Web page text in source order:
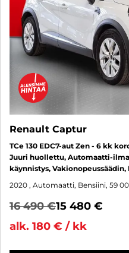
Renault Captur
TCe 130 EDC7-aut Zen - 6 kk
Juuri huollettu, Automaatti-
käynnistys, Vakionopeussäädin,
2020 , Automaatti, Bensiini, 59
16 490 €15 480 €
alk. 180 € / kk